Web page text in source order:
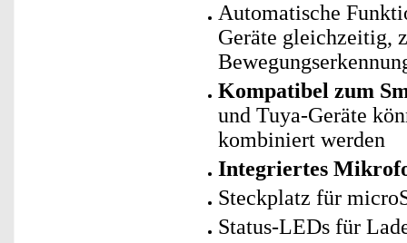
Automatische
Geräte gleichzeitig,
Kompatibel zum
und Tuya-Geräte
kombiniert werden
Integriertes
Steckplatz für
Status-LEDs für